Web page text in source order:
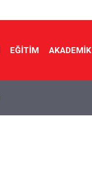
EĞİTİM AKADEMİK